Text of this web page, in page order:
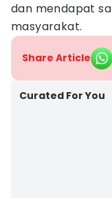
dan mendapat
masyarakat.
Share Article
Curated For You